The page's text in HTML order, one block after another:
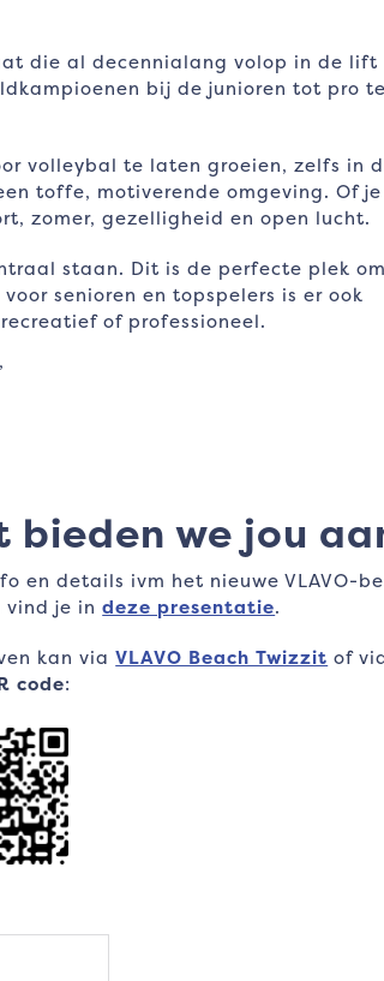
die al decennialang volop in de lift
bij de junioren tot pro
volleybal te laten groeien, zelfs in
toffe, motiverende omgeving. Of
zomer, gezelligheid en open lucht.
staan. Dit is de perfecte plek
senioren en topspelers is er ook
of professioneel.
bieden we jou
en details ivm het nieuwe VLAVO-
vind je indeze presentatie.
kan viaVLAVO Beach Twizzit of
code: